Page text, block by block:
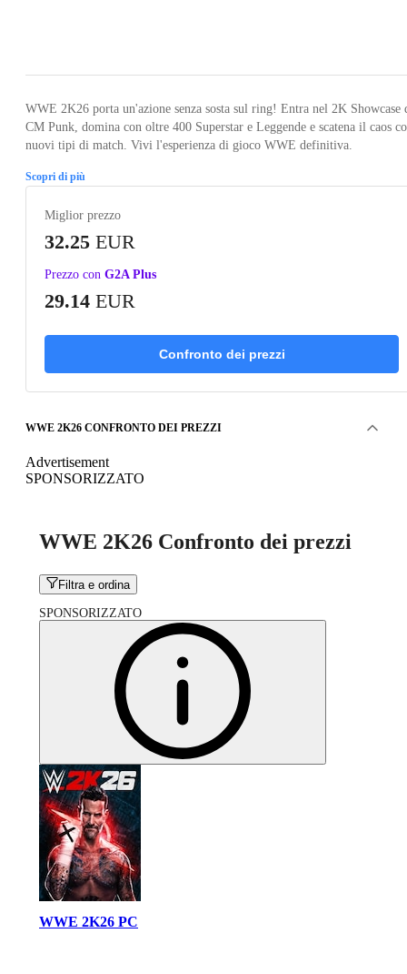
WWE 2K26 porta un'azione senza sosta sul ring! Entra nel 2K Showcase
CM Punk, domina con oltre 400 Superstar e Leggende e scatena il caos
nuovi tipi di match. Vivi l'esperienza di gioco WWE definitiva.
Scopri di più
Miglior prezzo
32.25 EUR
Prezzo con G2A Plus
29.14 EUR
Confronto dei prezzi
WWE 2K26 CONFRONTO DEI PREZZI
Advertisement
SPONSORIZZATO
WWE 2K26 Confronto dei prezzi
Filtra e ordina
SPONSORIZZATO
WWE 2K26 PC